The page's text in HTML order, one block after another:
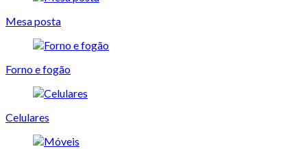
Mesa posta
Forno e fogão
Celulares